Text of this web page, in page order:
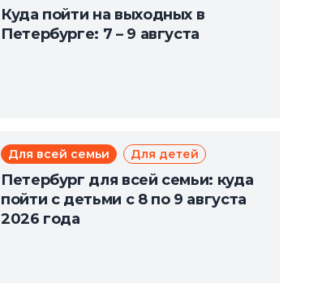
Куда пойти на выходных в
Петербурге: 7 – 9 августа
Для всей семьи Для детей
Петербург для всей семьи: куда
пойти с детьми с 8 по 9 августа
2026 года